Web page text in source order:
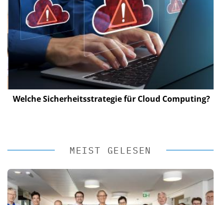
Welche Sicherheitsstrategie für Cloud Computing?
MEIST GELESEN